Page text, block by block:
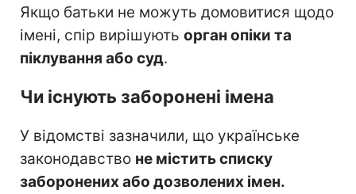
Якщо батьки не можуть домовитися щодо
імені, спір вирішують орган опіки та
піклування або суд.
Чи існують заборонені імена
У відомстві зазначили, що українське
законодавство не містить списку
заборонених або дозволених імен.